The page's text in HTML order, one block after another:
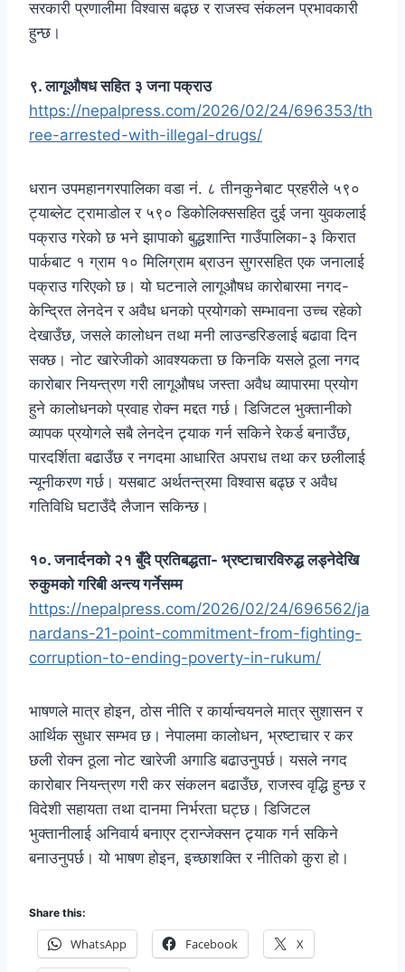
सरकारी प्रणालीमा विश्वास बढ्छ र राजस्व संकलन प्रभावकारी
हुन्छ।
९. लागूऔषध सहित ३ जना पक्राउ
https://nepalpress.com/2026/02/24/696353/th
ree-arrested-with-illegal-drugs/
धरान उपमहानगरपालिका वडा नं. ८ तीनकुनेबाट प्रहरीले ५९०
ट्याब्लेट ट्रामाडोल र ५९० डिकोलिक्ससहित दुई जना युवकलाई
पक्राउ गरेको छ भने झापाको बुद्धशान्ति गाउँपालिका-३ किरात
पार्कबाट १ ग्राम १० मिलिग्राम ब्राउन सुगरसहित एक जनालाई
पक्राउ गरिएको छ। यो घटनाले लागूऔषध कारोबारमा नगद-
केन्द्रित लेनदेन र अवैध धनको प्रयोगको सम्भावना उच्च रहेको
देखाउँछ, जसले कालोधन तथा मनी लाउन्डरिङलाई बढावा दिन
सक्छ। नोट खारेजीको आवश्यकता छ किनकि यसले ठूला नगद
कारोबार नियन्त्रण गरी लागूऔषध जस्ता अवैध व्यापारमा प्रयोग
हुने कालोधनको प्रवाह रोक्न मद्दत गर्छ। डिजिटल भुक्तानीको
व्यापक प्रयोगले सबै लेनदेन ट्र्याक गर्न सकिने रेकर्ड बनाउँछ,
पारदर्शिता बढाउँछ र नगदमा आधारित अपराध तथा कर छलीलाई
न्यूनीकरण गर्छ। यसबाट अर्थतन्त्रमा विश्वास बढ्छ र अवैध
गतिविधि घटाउँदै लैजान सकिन्छ।
१०. जनार्दनको २१ बुँदे प्रतिबद्धता- भ्रष्टाचारविरुद्ध लड्नेदेखि
रुकुमको गरिबी अन्त्य गर्नेसम्म
https://nepalpress.com/2026/02/24/696562/ja
nardans-21-point-commitment-from-fighting-
corruption-to-ending-poverty-in-rukum/
भाषणले मात्र होइन, ठोस नीति र कार्यान्वयनले मात्र सुशासन र
आर्थिक सुधार सम्भव छ। नेपालमा कालोधन, भ्रष्टाचार र कर
छली रोक्न ठूला नोट खारेजी अगाडि बढाउनुपर्छ। यसले नगद
कारोबार नियन्त्रण गरी कर संकलन बढाउँछ, राजस्व वृद्धि हुन्छ र
विदेशी सहायता तथा दानमा निर्भरता घट्छ। डिजिटल
भुक्तानीलाई अनिवार्य बनाएर ट्रान्जेक्सन ट्र्याक गर्न सकिने
बनाउनुपर्छ। यो भाषण होइन, इच्छाशक्ति र नीतिको कुरा हो।
Share this:
WhatsApp Facebook X